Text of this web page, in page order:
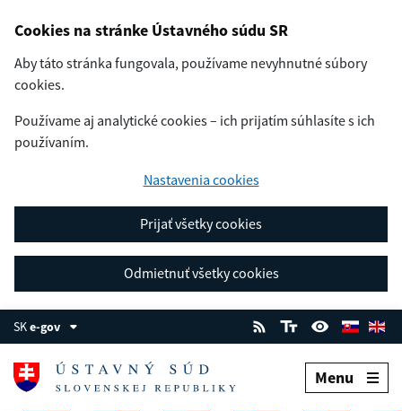
Cookies na stránke Ústavného súdu SR
Aby táto stránka fungovala, používame nevyhnutné súbory
cookies.
Používame aj analytické cookies – ich prijatím súhlasíte s ich
používaním.
Nastavenia cookies
Prijať všetky cookies
Odmietnuť všetky cookies
SKe-gov
Menu